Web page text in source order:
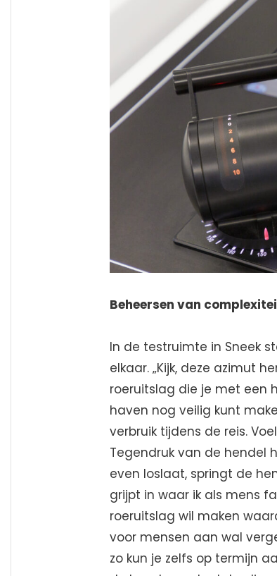
Beheersen van
In de testruimte in Sneek
elkaar. „Kijk, deze azimut
roeruitslag die je met een
haven nog veilig kunt
verbruik tijdens de reis.
Tegendruk van de hendel
even loslaat, springt de
grijpt in waar ik als mens
roeruitslag wil maken
voor mensen aan wal
zo kun je zelfs op termijn